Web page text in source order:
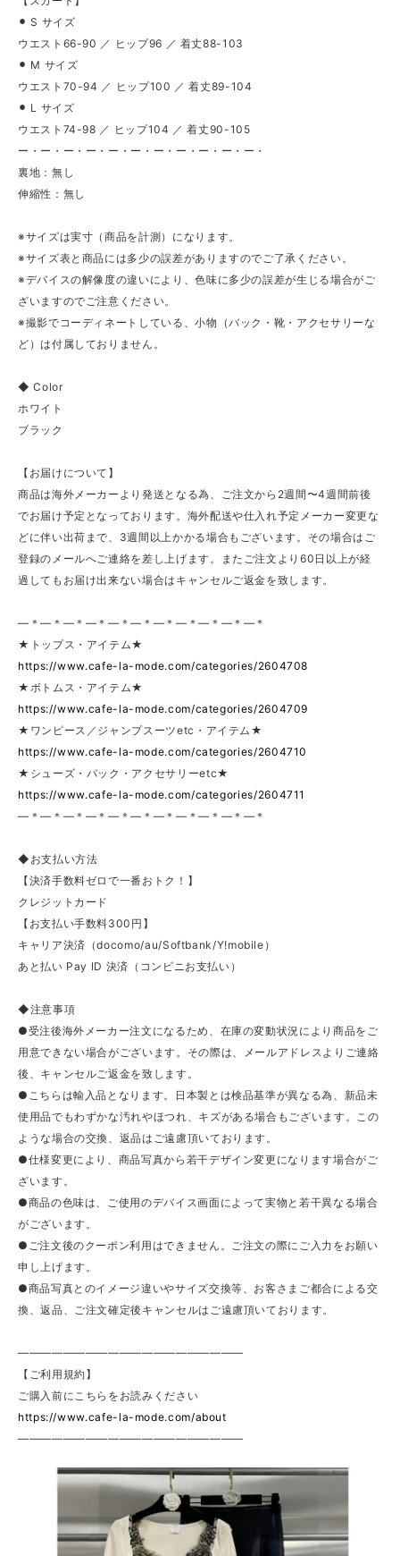
⚫︎ S サイズ
ウエスト66-90 ／ ヒップ96 ／ 着丈88-103
⚫︎ M サイズ
ウエスト70-94 ／ ヒップ100 ／ 着丈89-104
⚫︎ L サイズ
ウエスト74-98 ／ ヒップ104 ／ 着丈90-105
ー・ー・ー・ー・ー・ー・ー・ー・ー・ー・ー・
裏地：無し
伸縮性：無し
※サイズは実寸（商品を計測）になります。
※サイズ表と商品には多少の誤差がありますのでご了承ください。
※デバイスの解像度の違いにより、色味に多少の誤差が生じる場合がご
ざいますのでご注意ください。
※撮影でコーディネートしている、小物（バック・靴・アクセサリーな
ど）は付属しておりません。
◆ Color
ホワイト
ブラック
【お届けについて】
商品は海外メーカーより発送となる為、ご注文から2週間〜4週間前後
でお届け予定となっております。海外配送や仕入れ予定メーカー変更な
どに伴い出荷まで、3週間以上かかる場合もございます。その場合はご
登録のメールへご連絡を差し上げます。またご注文より60日以上が経
過してもお届け出来ない場合はキャンセルご返金を致します。
—＊—＊—＊—＊—＊—＊—＊—＊—＊—＊—＊
★トップス・アイテム★
https://www.cafe-la-mode.com/categories/2604708
★ボトムス・アイテム★
https://www.cafe-la-mode.com/categories/2604709
★ワンピース／ジャンプスーツetc・アイテム★
https://www.cafe-la-mode.com/categories/2604710
★シューズ・バック・アクセサリーetc★
https://www.cafe-la-mode.com/categories/2604711
—＊—＊—＊—＊—＊—＊—＊—＊—＊—＊—＊
◆お支払い方法
【決済手数料ゼロで一番おトク！】
クレジットカード
【お支払い手数料300円】
キャリア決済（docomo/au/Softbank/Y!mobile）
あと払い Pay ID 決済（コンビニお支払い）
◆注意事項
●受注後海外メーカー注文になるため、在庫の変動状況により商品をご
用意できない場合がございます。その際は、メールアドレスよりご連絡
後、キャンセルご返金を致します。
●こちらは輸入品となります。日本製とは検品基準が異なる為、新品未
使用品でもわずかな汚れやほつれ、キズがある場合もございます。この
ような場合の交換、返品はご遠慮頂いております。
●仕様変更により、商品写真から若干デザイン変更になります場合がご
ざいます。
●商品の色味は、ご使用のデバイス画面によって実物と若干異なる場合
がございます。
●ご注文後のクーポン利用はできません。ご注文の際にご入力をお願い
申し上げます。
●商品写真とのイメージ違いやサイズ交換等、お客さまご都合による交
換、返品、ご注文確定後キャンセルはご遠慮頂いております。
————————————————————
【ご利用規約】
ご購入前にこちらをお読みください
https://www.cafe-la-mode.com/about
————————————————————